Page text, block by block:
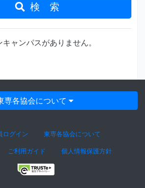
検 索
ャンパスがありません。
専各協会について
ログイン 東専各協会について
ご利用ガイド 個人情報保護方針